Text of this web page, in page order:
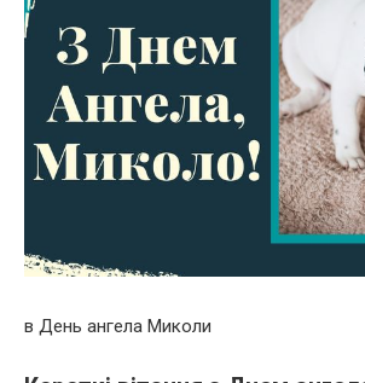
в День ангела Миколи